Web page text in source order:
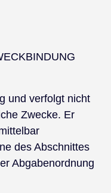
und verfolgt nicht
Zwecke. Er
des Abschnittes
Abgabenordnung